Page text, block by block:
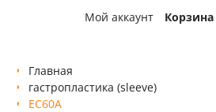
Мой аккаунт
Корзина
Главная
гастропластика (sleeve)
EC60A